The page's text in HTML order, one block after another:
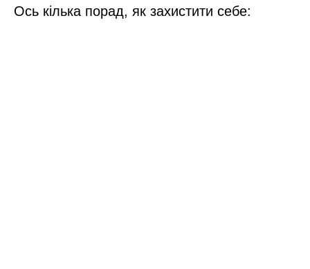
Ось кілька порад, як захистити себе: